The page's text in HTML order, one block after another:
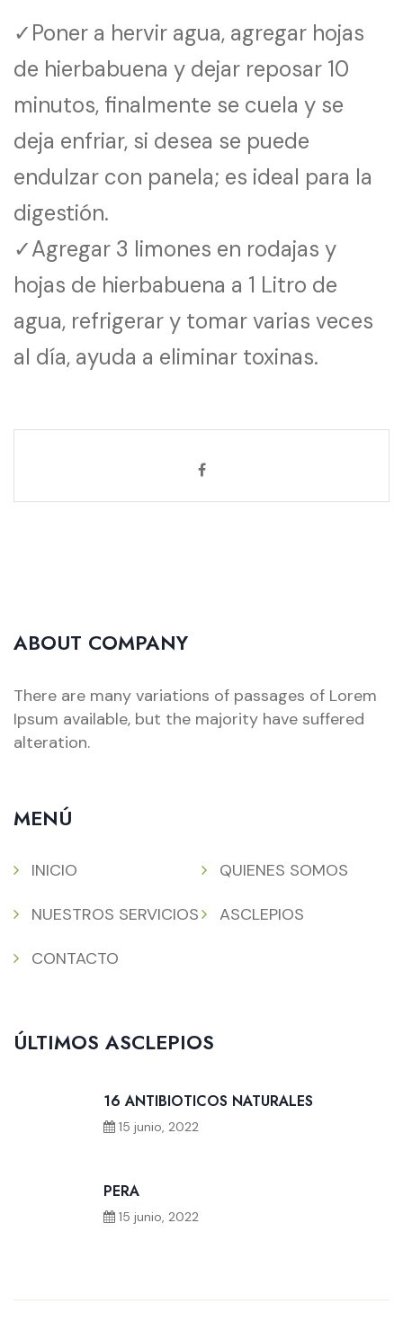
✓Poner a hervir agua, agregar hojas
de hierbabuena y dejar reposar 10
minutos, finalmente se cuela y se
deja enfriar, si desea se puede
endulzar con panela; es ideal para la
digestión.
✓Agregar 3 limones en rodajas y
hojas de hierbabuena a 1 Litro de
agua, refrigerar y tomar varias veces
al día, ayuda a eliminar toxinas.
ABOUT COMPANY
There are many variations of passages of Lorem
Ipsum available, but the majority have suffered
alteration.
MENÚ
INICIO QUIENES SOMOS
NUESTROS SERVICIOS ASCLEPIOS
CONTACTO
ÚLTIMOS ASCLEPIOS
16 ANTIBIOTICOS NATURALES
15 junio, 2022
PERA
15 junio, 2022